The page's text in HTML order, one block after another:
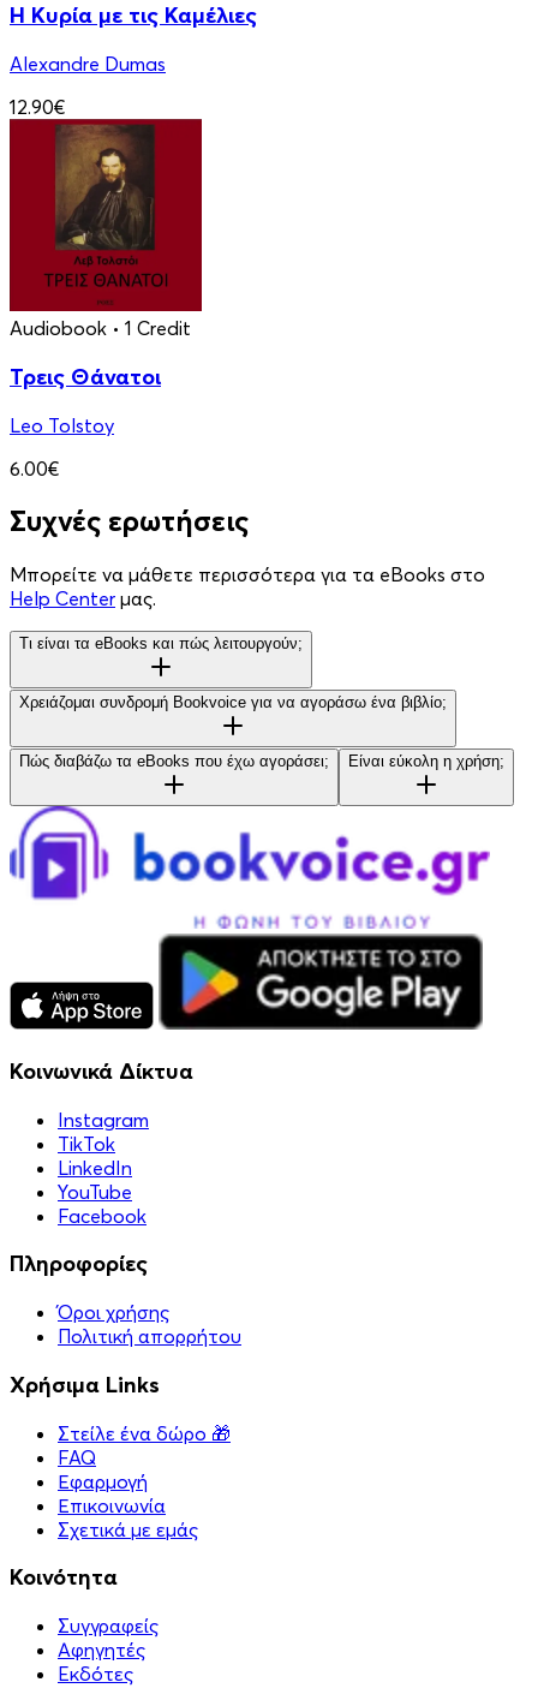
Η Κυρία με τις Καμέλιες
Alexandre Dumas
12.90€
Audiobook • 1 Credit
Τρεις Θάνατοι
Leo Tolstoy
6.00€
Συχνές ερωτήσεις
Μπορείτε να μάθετε περισσότερα για τα eBooks στο
Help Center μας.
Τι είναι τα eBooks και πώς λειτουργούν;
Χρειάζομαι συνδρομή Bookvoice για να αγοράσω ένα βιβλίο;
Πώς διαβάζω τα eBooks που έχω αγοράσει; Είναι εύκολη η χρήση;
Κοινωνικά Δίκτυα
Instagram
TikTok
LinkedIn
YouTube
Facebook
Πληροφορίες
Όροι χρήσης
Πολιτική απορρήτου
Χρήσιμα Links
Στείλε ένα δώρο 🎁
FAQ
Εφαρμογή
Επικοινωνία
Σχετικά με εμάς
Κοινότητα
Συγγραφείς
Αφηγητές
Eκδότες